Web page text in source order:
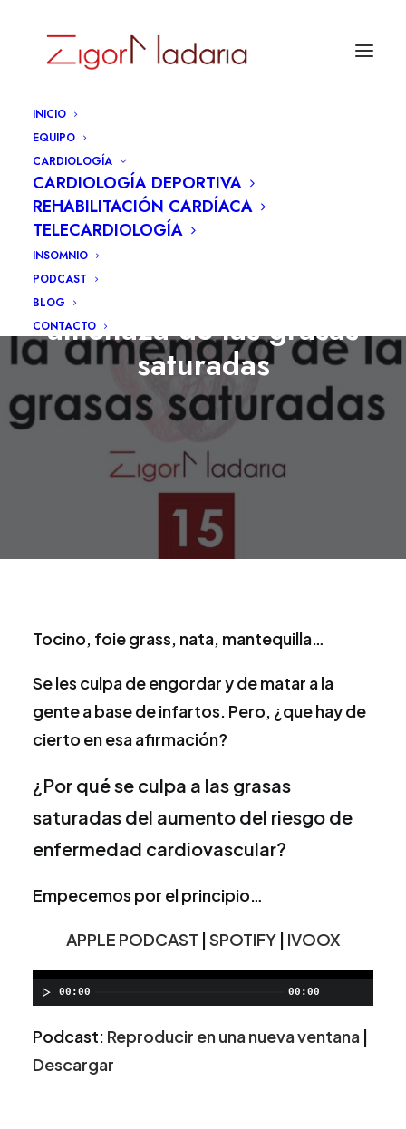
INICIO
EQUIPO
CARDIOLOGÍA
CARDIOLOGÍA DEPORTIVA
REHABILITACIÓN CARDÍACA
TELECARDIOLOGÍA
INSOMNIO
PODCAST
BLOG
CONTACTO
15. Tocinofobia y la
amenaza de las grasas
saturadas
Tocino, foie grass, nata, mantequilla…
Se les culpa de engordar y de matar a la
gente a base de infartos. Pero, ¿que hay de
cierto en esa afirmación?
¿Por qué se culpa a las grasas
saturadas del aumento del riesgo de
enfermedad cardiovascular?
Empecemos por el principio…
APPLE PODCAST |SPOTIFY| IVOOX
00:00 00:00
Podcast: Reproducir en una nueva ventana |
Descargar